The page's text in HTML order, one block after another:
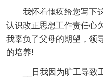
我怀着愧疚给您写下
认识改正思想工作责任心
我辜负了父母的期望，领
的培养!
__日我因为旷工导